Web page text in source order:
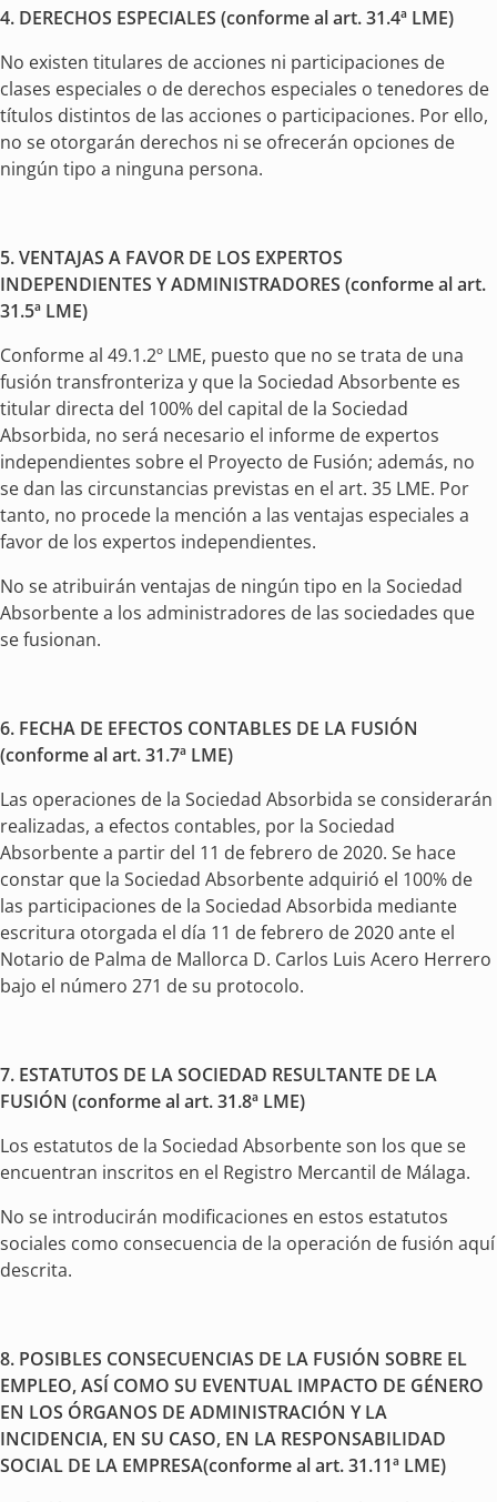
4. DERECHOS ESPECIALES (conforme al art. 31.4ª LME)
No existen titulares de acciones ni participaciones de
clases especiales o de derechos especiales o tenedores de
títulos distintos de las acciones o participaciones. Por ello,
no se otorgarán derechos ni se ofrecerán opciones de
ningún tipo a ninguna persona.
5.VENTAJAS A FAVOR DE LOS EXPERTOS
INDEPENDIENTES Y ADMINISTRADORES (conforme al art.
31.5ª LME)
Conforme al 49.1.2º LME, puesto que no se trata de una
fusión transfronteriza y que la Sociedad Absorbente es
titular directa del 100% del capital de la Sociedad
Absorbida, no será necesario el informe de expertos
independientes sobre el Proyecto de Fusión; además, no
se dan las circunstancias previstas en el art. 35 LME. Por
tanto, no procede la mención a las ventajas especiales a
favor de los expertos independientes.
No se atribuirán ventajas de ningún tipo en la Sociedad
Absorbente a los administradores de las sociedades que
se fusionan.
6. FECHA DE EFECTOS CONTABLES DE LA FUSIÓN
(conforme al art. 31.7ª LME)
Las operaciones de la Sociedad Absorbida se considerarán
realizadas, a efectos contables, por la Sociedad
Absorbente a partir del 11 de febrero de 2020. Se hace
constar que la Sociedad Absorbente adquirió el 100% de
las participaciones de la Sociedad Absorbida mediante
escritura otorgada el día 11 de febrero de 2020 ante el
Notario de Palma de Mallorca D. Carlos Luis Acero Herrero
bajo el número 271 de su protocolo.
7. ESTATUTOS DE LA SOCIEDAD RESULTANTE DE LA
FUSIÓN (conforme al art. 31.8ª LME)
Los estatutos de la Sociedad Absorbente son los que se
encuentran inscritos en el Registro Mercantil de Málaga.
No se introducirán modificaciones en estos estatutos
sociales como consecuencia de la operación de fusión aquí
descrita.
8. POSIBLES CONSECUENCIAS DE LA FUSIÓN SOBRE EL
EMPLEO, ASÍ COMO SU EVENTUAL IMPACTO DE GÉNERO
EN LOS ÓRGANOS DE ADMINISTRACIÓN Y LA
INCIDENCIA, EN SU CASO, EN LA RESPONSABILIDAD
SOCIAL DE LA EMPRESA(conforme al art. 31.11ª LME)